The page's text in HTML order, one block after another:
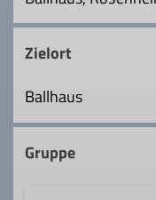
Zielort
Ballhaus
Gruppe